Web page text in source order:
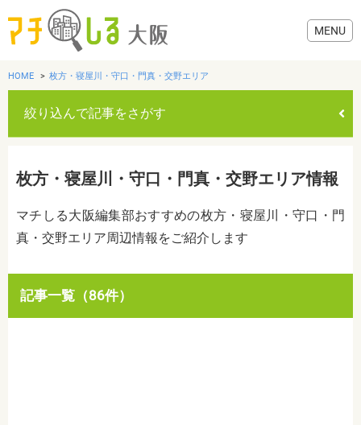
美容・健康
おでかけ
HOME 枚方・寝屋川・守口・門真・交野エリア
絞り込んで記事をさがす
カテゴリを選ぶ
すべて グルメ 美容・健康 歯医者・病院 おでかけ
枚方・寝屋川・守口・門真・交野エリア情報
マチしる大阪編集部おすすめの枚方・寝屋川・守口・門
真・交野エリア周辺情報をご紹介します
記事一覧（86件）